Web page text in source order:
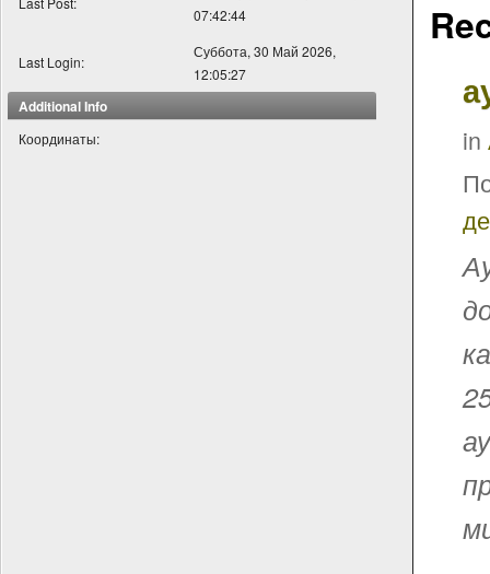
07:42:44
Last Login:
Суббота, 30 Май 2026,
12:05:27
Additional Info
Координаты: in